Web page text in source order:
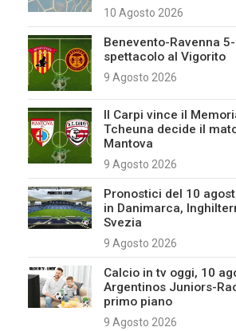
10 Agosto 2026
Benevento-Ravenna
spettacolo al Vigorito
9 Agosto 2026
Il Carpi vince il
Tcheuna decide il
Mantova
9 Agosto 2026
Pronostici del 10
in Danimarca,
Svezia
9 Agosto 2026
Calcio in tv oggi, 10
Argentinos Juniors-
primo piano
9 Agosto 2026